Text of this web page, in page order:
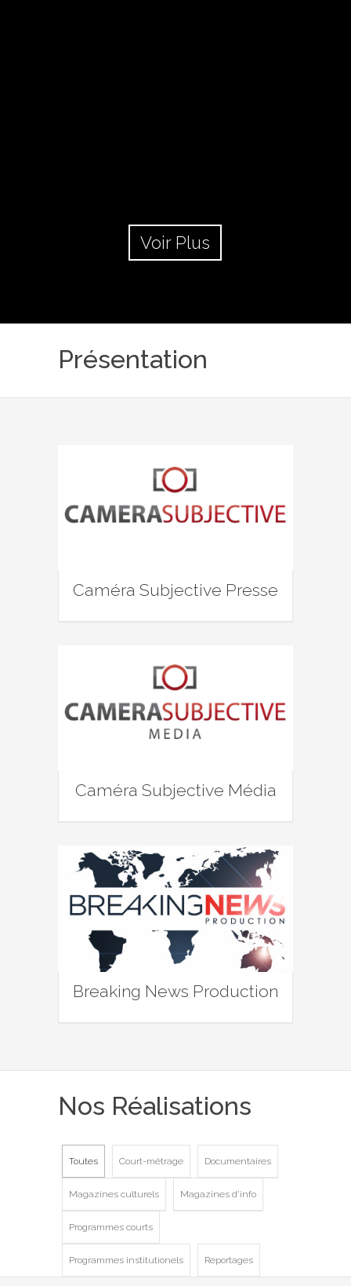
Voir Plus
Présentation
Caméra Subjective Presse
Caméra Subjective Média
Breaking News Production
Nos Réalisations
Toutes Court-métrage Documentaires
Magazines culturels Magazines d'info
Programmes courts
Programmes institutionels Reportages